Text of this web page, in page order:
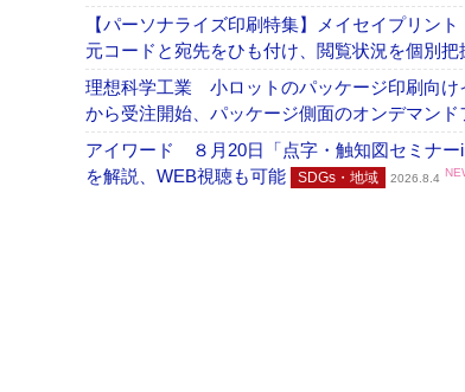
【パーソナライズ印刷特集】メイセイプリ
元コードと宛先をひも付け、閲覧状況を個別把
理想科学工業 小ロットのパッケージ印刷向
から受注開始、パッケージ側面のオンデマン
アイワード ８月20日「点字・触知図セミナ
を解説、WEB視聴も可能
SDGs・地域 2026.8.4